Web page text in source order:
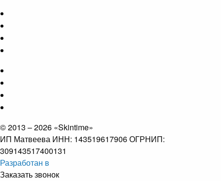
© 2013 – 2026 «Skintime»
ИП Матвеева ИНН: 143519617906 ОГРНИП:
309143517400131
Разработан в
Заказать звонок